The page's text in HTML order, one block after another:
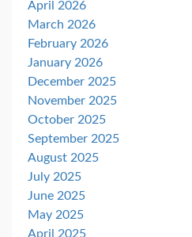
April 2026
March 2026
February 2026
January 2026
December 2025
November 2025
October 2025
September 2025
August 2025
July 2025
June 2025
May 2025
April 2025